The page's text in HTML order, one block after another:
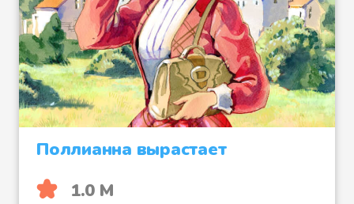
Поллианна вырастает
1.0 М